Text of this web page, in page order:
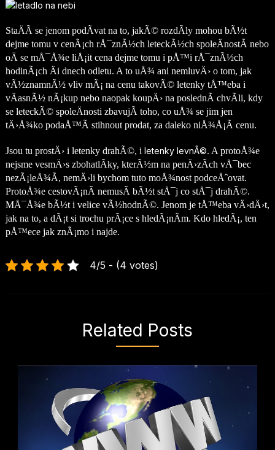
StaÄÃ­ se jenom podÃ­vat na to, jakÃ© rozdÃ­ly mohou bÃ½t
dejme tomu v cenÃ¡ch rÅ¯znÃ½ch leteckÃ½ch spoleÄnostÃ­ nebo
oÄ se mÅ¯Å¾e liÅ¡it cena dejme tomu i pÅ™i rÅ¯znÃ½ch
hodinÃ¡ch Äi dnech odletu. A to uÅ¾ ani nemluvÄ› o tom, jak
vÃ½znamnÃ½ vliv mÃ¡ na cenu takovÃ© letenky tÅ™eba i
vÄasnÃ½ nÃ¡kup nebo naopak koupÄ› na poslednÃ­ chvÃ­li, kdy
se leteckÃ© spoleÄnosti zbavujÃ­ toho, co uÅ¾ se jim jen
tÄ›Å¾ko podaÅ™Ã­ stihnout prodat, za daleko niÅ¾Å¡Ã­ cenu.
Jsou tu prostÄ› i letenky drahÃ©, i letenky levnÃ©. A protoÅ¾e
nejsme vesmÄ›s zbohatlÃ­ky, kterÃ½m na penÄ›zÃ­ch vÅ¯bec
nezÃ¡leÅ¾Ã­, nemÄ›li bychom tuto moÅ¾nost podceÅˆovat.
ProtoÅ¾e cestovÃ¡nÃ­ nemusÃ­ bÃ½t stÅ¯j co stÅ¯j drahÃ©.
MÅ¯Å¾e bÃ½t i velice vÃ½hodnÃ©. Jenom je tÅ™eba vÄ›dÄ›t,
jak na to, a dÃ¡t si trochu prÃ¡ce s hledÃ¡nÃ­m. Kdo hledÃ¡, ten
pÅ™ece jak znÃ¡mo i najde.
4/5 - (4 votes)
Related Posts